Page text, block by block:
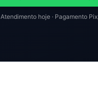
Atendimento hoje · Pagamento